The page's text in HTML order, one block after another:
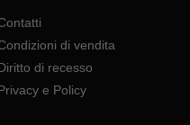
di vendita
di recesso
e Policy